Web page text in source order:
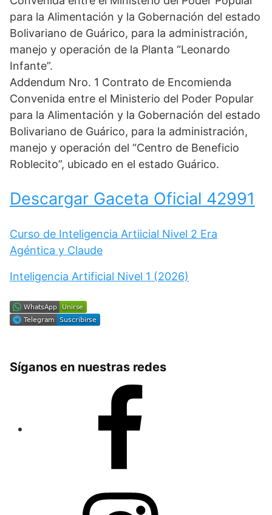
para la Alimentación y la Gobernación del estado
Bolivariano de Guárico, para la administración,
manejo y operación de la Planta “Leonardo
Infante”.
Addendum Nro. 1 Contrato de Encomienda
Convenida entre el Ministerio del Poder Popular
para la Alimentación y la Gobernación del estado
Bolivariano de Guárico, para la administración,
manejo y operación del “Centro de Beneficio
Roblecito”, ubicado en el estado Guárico.
Descargar Gaceta Oficial 42991
Curso de Inteligencia Artiicial Nivel 2 Era
Agéntica y Claude
Inteligencia Artificial Nivel 1 (2026)
Síganos en nuestras redes